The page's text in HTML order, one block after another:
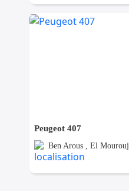
Peugeot 407
Ben Arous , El Mourouj